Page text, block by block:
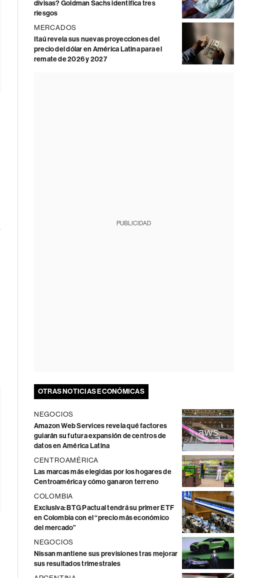
divisas? Goldman Sachs identifica tres
riesgos
MERCADOS
Itaú revela sus nuevas proyecciones del
precio del dólar en América Latina para el
remate de 2026 y 2027
PUBLICIDAD
OTRAS NOTICIAS ECONÓMICAS
NEGOCIOS
Amazon Web Services revela qué factores
guiarán su futura expansión de centros de
datos en América Latina
CENTROAMÉRICA
Las marcas más elegidas por los hogares de
Centroamérica y cómo ganaron terreno
COLOMBIA
Exclusiva: BTG Pactual tendrá su primer ETF
en Colombia con el “precio más económico
del mercado”
NEGOCIOS
Nissan mantiene sus previsiones tras mejorar
sus resultados trimestrales